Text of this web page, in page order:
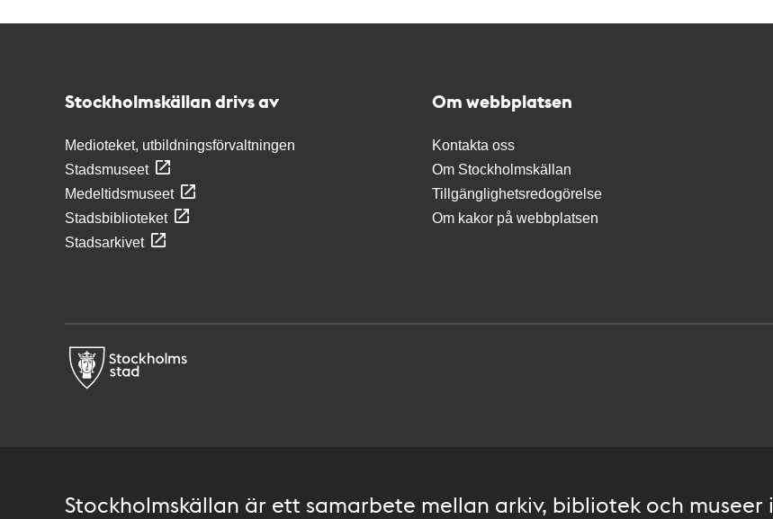
Stockholmskällan drivs av
Medioteket, utbildningsförvaltningen
Stadsmuseet
Medeltidsmuseet
Stadsbiblioteket
Stadsarkivet
Om webbplatsen
Kontakta oss
Om Stockholmskällan
Tillgänglighetsredogörelse
Om kakor på webbplatsen
Stockholmskällan är ett samarbete mellan arkiv, bibliotek och museer i